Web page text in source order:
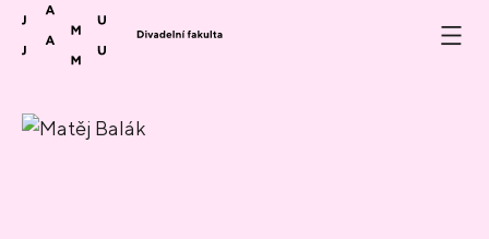
Přeskočit na obsah